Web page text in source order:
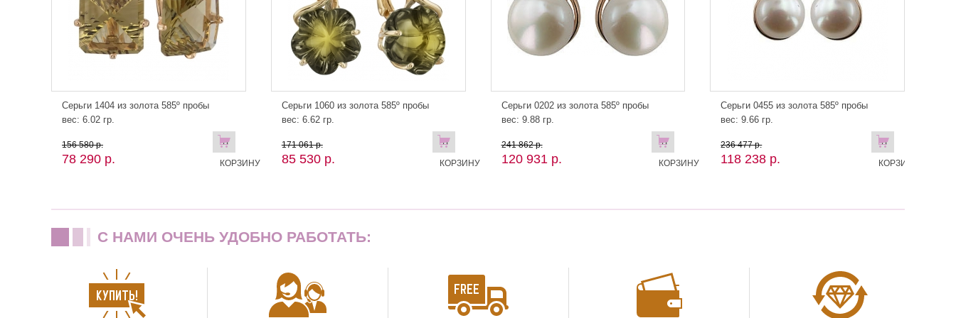
Серьги 1404 из золота 585º пробы
вес: 6.02 гр.
156 580 р.
78 290 р.
В
КОРЗИНУ
Серьги 1060 из золота 585º пробы
вес: 6.62 гр.
171 061 р.
85 530 р.
В
КОРЗИНУ
Серьги 0202 из золота 585º пробы
вес: 9.88 гр.
241 862 р.
120 931 р.
В
КОРЗИНУ
Серьги 0455 из золота 585º пробы
вес: 9.66 гр.
236 477 р.
118 238 р.
В
КОРЗИНУ
C НАМИ ОЧЕНЬ УДОБНО РАБОТАТЬ: